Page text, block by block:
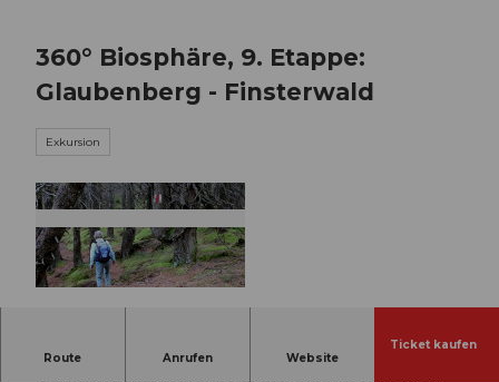
360° Biosphäre, 9. Etappe:
Glaubenberg - Finsterwald
Exkursion
Route Anrufen Website
Ticket kaufen
Der überaus lange und einsame Schlierengrat mit
dem urwüchsigen Wald und die herbstfarbigen